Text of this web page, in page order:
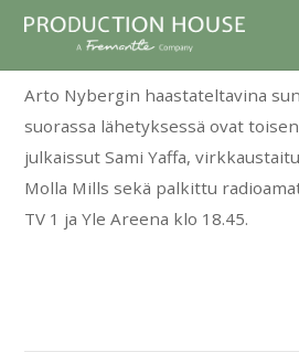
Arto Nybergin haastateltavina
suorassa lähetyksessä ovat
julkaissut Sami Yaffa,
Molla Mills sekä palkittu
TV 1 ja Yle Areena klo 18.45.